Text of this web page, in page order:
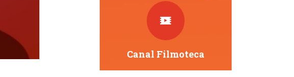
Canal Filmoteca